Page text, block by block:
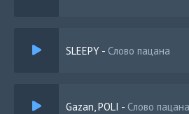
SLEEPY - Слово пацана
Gazan, POLI - Слово пацана